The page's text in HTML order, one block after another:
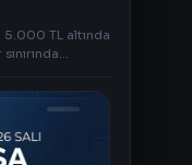
5.000 TL altında